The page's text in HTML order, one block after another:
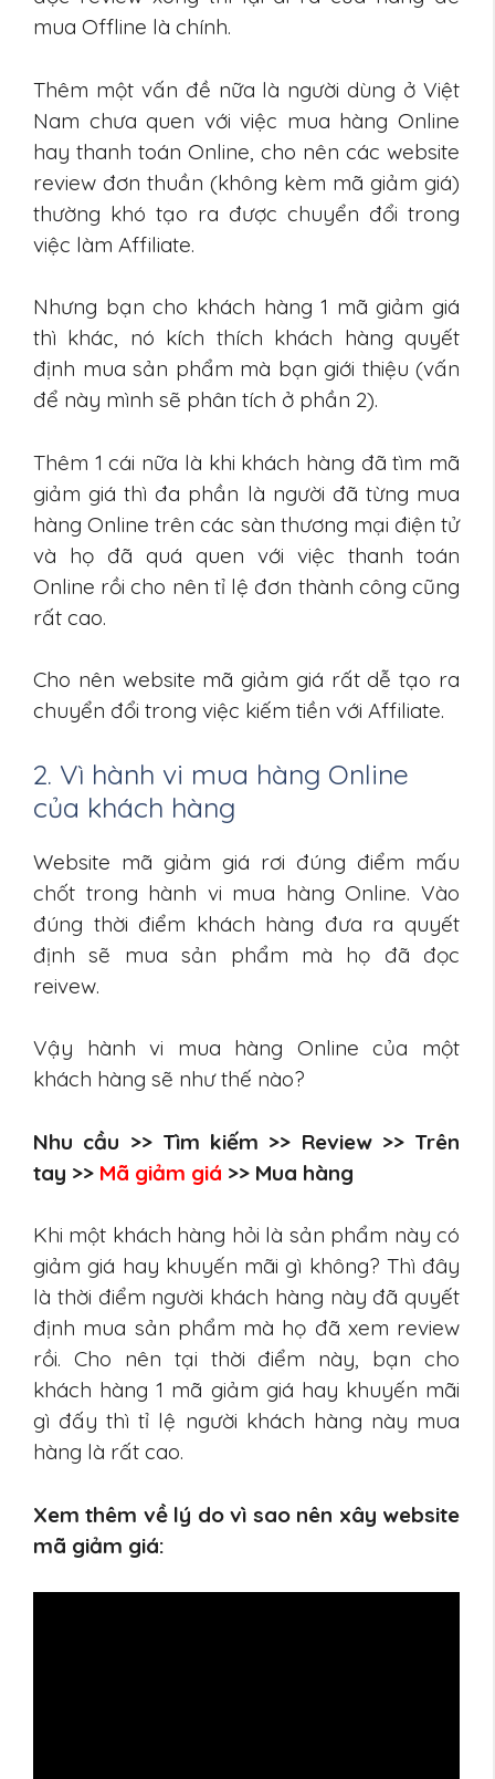
mua Offline là chính.
Thêm một vấn đề nữa là người dùng ở Việt
Nam chưa quen với việc mua hàng Online
hay thanh toán Online, cho nên các website
review đơn thuần (không kèm mã giảm giá)
thường khó tạo ra được chuyển đổi trong
việc làm Affiliate.
Nhưng bạn cho khách hàng 1 mã giảm giá
thì khác, nó kích thích khách hàng quyết
định mua sản phẩm mà bạn giới thiệu (vấn
để này mình sẽ phân tích ở phần 2).
Thêm 1 cái nữa là khi khách hàng đã tìm mã
giảm giá thì đa phần là người đã từng mua
hàng Online trên các sàn thương mại điện tử
và họ đã quá quen với việc thanh toán
Online rồi cho nên tỉ lệ đơn thành công cũng
rất cao.
Cho nên website mã giảm giá rất dễ tạo ra
chuyển đổi trong việc kiếm tiền với Affiliate.
2. Vì hành vi mua hàng Online
của khách hàng
Website mã giảm giá rơi đúng điểm mấu
chốt trong hành vi mua hàng Online. Vào
đúng thời điểm khách hàng đưa ra quyết
định sẽ mua sản phẩm mà họ đã đọc
reivew.
Vậy hành vi mua hàng Online của một
khách hàng sẽ như thế nào?
Nhu cầu >> Tìm kiếm >> Review >> Trên
tay >> Mã giảm giá >> Mua hàng
Khi một khách hàng hỏi là sản phẩm này có
giảm giá hay khuyến mãi gì không? Thì đây
là thời điểm người khách hàng này đã quyết
định mua sản phẩm mà họ đã xem review
rồi. Cho nên tại thời điểm này, bạn cho
khách hàng 1 mã giảm giá hay khuyến mãi
gì đấy thì tỉ lệ người khách hàng này mua
hàng là rất cao.
Xem thêm về lý do vì sao nên xây website
mã giảm giá: